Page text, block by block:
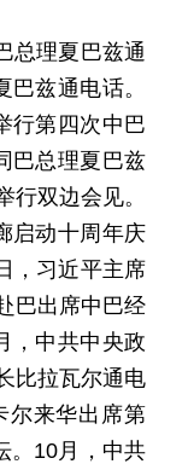
总理夏巴兹通
兹通电话。
行第四次中巴
巴总理夏巴兹
行双边会见。
启动十周年庆
，习近平主席
巴出席中巴经
，中共中央政
比拉瓦尔通电
尔来华出席第
。10月，中共